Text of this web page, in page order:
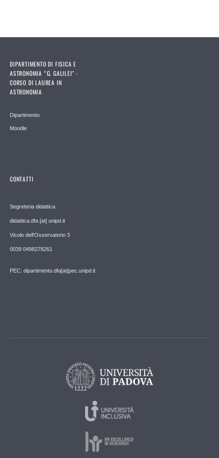
DIPARTIMENTO DI FISICA E
ASTRONOMIA “G. GALILEI" -
CORSO DI LAUREA IN
ASTRONOMIA
Dipartimento
Moodle
CONTATTI
Segreteria didattica
didattica.dfa [at] unipd.it
Vicolo dell'Osservatorio 3
0039 0498278261
PEC: dipartimento.dfa[at]pec.unipd.it